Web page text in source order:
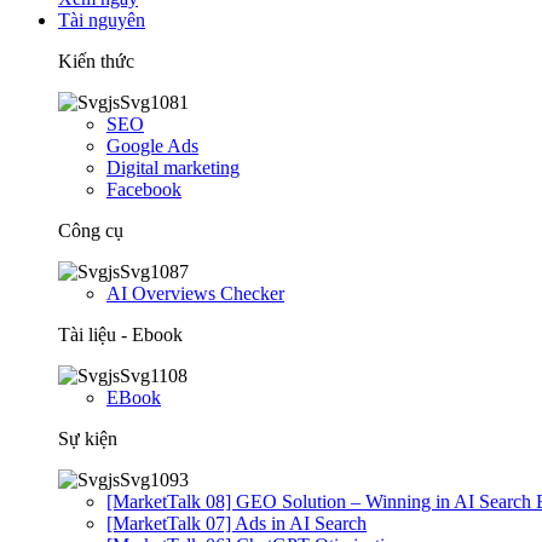
Tài nguyên
Kiến thức
SEO
Google Ads
Digital marketing
Facebook
Công cụ
AI Overviews Checker
Tài liệu - Ebook
EBook
Sự kiện
[MarketTalk 08] GEO Solution – Winning in AI Search
[MarketTalk 07] Ads in AI Search